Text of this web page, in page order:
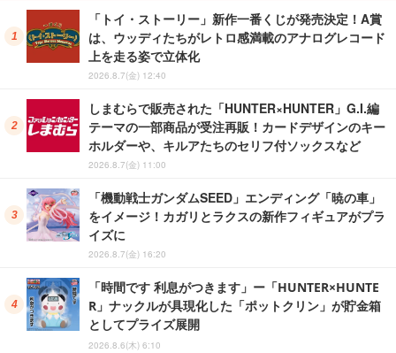
「トイ・ストーリー」新作一番くじが発売決定！A賞
は、ウッディたちがレトロ感満載のアナログレコード
上を走る姿で立体化
2026.8.7(金) 12:40
しまむらで販売された「HUNTER×HUNTER」G.I.編
テーマの一部商品が受注再販！カードデザインのキー
ホルダーや、キルアたちのセリフ付ソックスなど
2026.8.7(金) 11:00
「機動戦士ガンダムSEED」エンディング「暁の車」
をイメージ！カガリとラクスの新作フィギュアがプラ
イズに
2026.8.7(金) 16:20
「時間です 利息がつきます」ー「HUNTER×HUNTE
R」ナックルが具現化した「ポットクリン」が貯金箱
としてプライズ展開
2026.8.6(木) 6:10